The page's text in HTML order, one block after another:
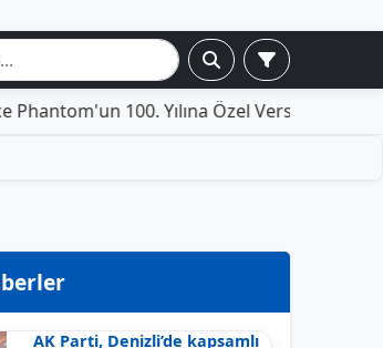
100. Yılına Özel Versiyonu: İçinde
AK Parti, Denizli’de kapsamlı